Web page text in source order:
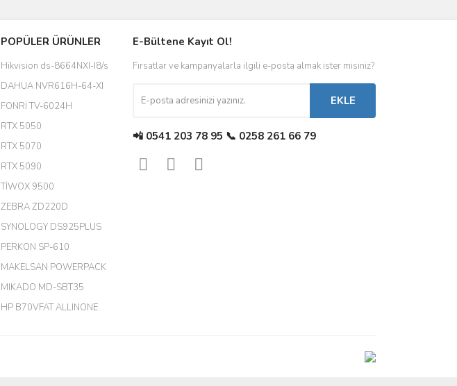
POPÜLER ÜRÜNLER
Hikvision ds-8664NXI-I8/s
DAHUA NVR616H-64-XI
FONRİ TV-6024H
RTX 5050
RTX 5070
RTX 5090
TİWOX 9500
ZEBRA ZD220D
SYNOLOGY DS925PLUS
PERKON SP-610
MAKELSAN POWERPACK
MIKADO MD-SBT35
HP B70VFAT ALLINONE
E-Bültene Kayıt Ol!
Fırsatlar ve kampanyalarla ilgili e-posta almak ister misiniz?
EKLE
📲 0541 203 78 95 📞 0258 261 66 79